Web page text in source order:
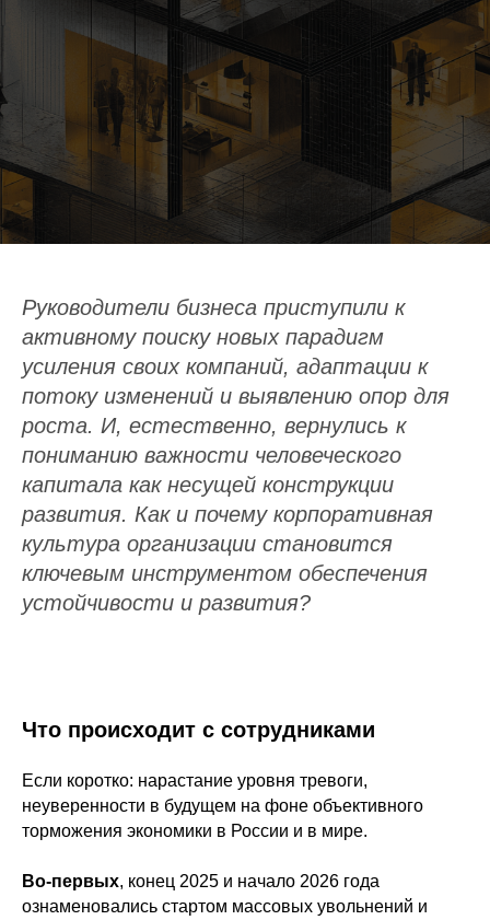
Руководители бизнеса приступили к
активному поиску новых парадигм
усиления своих компаний, адаптации к
потоку изменений и выявлению опор для
роста. И, естественно, вернулись к
пониманию важности человеческого
капитала как несущей конструкции
развития. Как и почему корпоративная
культура организации становится
ключевым инструментом обеспечения
устойчивости и развития?
Что происходит с сотрудниками
Если коротко: нарастание уровня тревоги,
неуверенности в будущем на фоне объективного
торможения экономики в России и в мире.
Во-первых, конец 2025 и начало 2026 года
ознаменовались стартом массовых увольнений и